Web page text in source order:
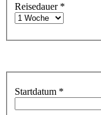
Reisedauer *
Startdatum *